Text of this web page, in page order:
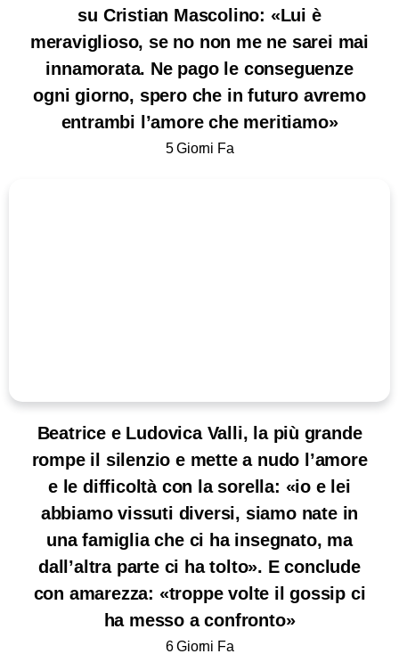
su Cristian Mascolino: «Lui è
meraviglioso, se no non me ne sarei mai
innamorata. Ne pago le conseguenze
ogni giorno, spero che in futuro avremo
entrambi l’amore che meritiamo»
5 Giorni Fa
Beatrice e Ludovica Valli, la più grande
rompe il silenzio e mette a nudo l’amore
e le difficoltà con la sorella: «io e lei
abbiamo vissuti diversi, siamo nate in
una famiglia che ci ha insegnato, ma
dall’altra parte ci ha tolto». E conclude
con amarezza: «troppe volte il gossip ci
ha messo a confronto»
6 Giorni Fa